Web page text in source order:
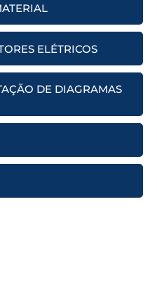
ELÉTRICOS
DE DIAGRAMAS